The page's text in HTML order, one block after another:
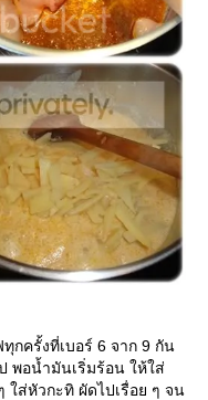
กครั้งที่เบอร์ 6 จาก 9 กัน
พอน้ำมันเริ่มร้อน ให้ใส่
ใส่หัวกะทิ ผัดไปเรื่อย ๆ จน